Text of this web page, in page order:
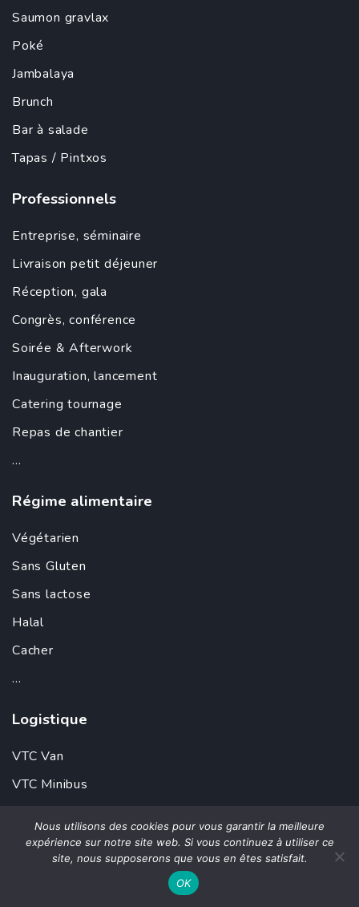
Saumon gravlax
Poké
Jambalaya
Brunch
Bar à salade
Tapas / Pintxos
Professionnels
Entreprise, séminaire
Livraison petit déjeuner
Réception, gala
Congrès, conférence
Soirée &Afterwork
Inauguration,lancement
Catering tournage
Repas de chantier
...
Régime alimentaire
Végétarien
Sans Gluten
Sans lactose
Halal
Cacher
...
Logistique
VTC Van
VTC Minibus
Évènementiel
Nous utilisons des cookies pour vous garantir la meilleure
expérience sur notre site web. Si vous continuez à utiliser ce
site, nous supposerons que vous en êtes satisfait.
OK